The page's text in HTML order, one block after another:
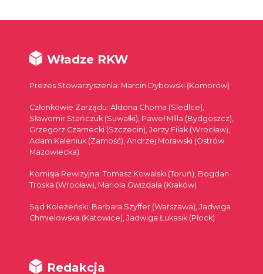
Władze RKW
Prezes Stowarzyszenia: Marcin Dybowski (Komorów)
Członkowie Zarządu: Aldona Choma (Siedlce),
Sławomir Stańczuk (Suwałki), Paweł Milla (Bydgoszcz),
Grzegorz Czarnecki (Szczecin), Jerzy Filak (Wrocław),
Adam Kaleniuk (Zamość), Andrzej Morawski (Ostrów
Mazowiecka)
Komisja Rewizyjna: Tomasz Kowalski (Toruń), Bogdan
Troska (Wrocław), Mariola Gwizdała (Kraków)
Sąd Koleżeński: Barbara Szyffer (Warszawa), Jadwiga
Chmielowska (Katowice), Jadwiga Łukasik (Płock)
Redakcja